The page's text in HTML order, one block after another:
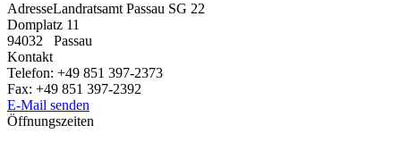
AdresseLandratsamt Passau SG 22
Domplatz 11
94032
Passau
Kontakt
Telefon: +49 851 397-2373
Fax: +49 851 397-2392
E-Mail senden
Öffnungszeiten